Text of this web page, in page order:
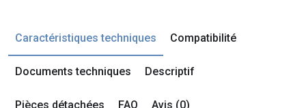
Caractéristiques techniques Compatibilité
Documents techniques Descriptif
Pièces détachées FAQ Avis (0)